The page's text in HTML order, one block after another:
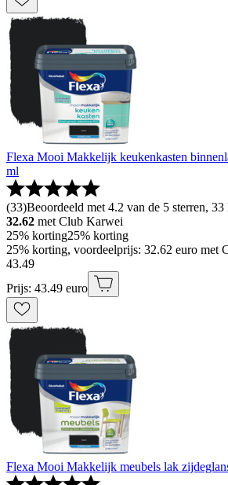
Flexa Mooi Makkelijk keukenkasten
ml
(33)Beoordeeld met 4.2 van de 5 sterren,
32.62 met Club Karwei
25% korting25% korting
25% korting, voordeelprijs: 32.62 euro met
43.49
Prijs: 43.49 euro
Flexa Mooi Makkelijk meubels lak